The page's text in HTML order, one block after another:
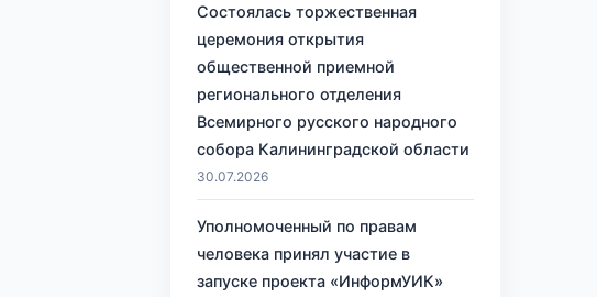
Состоялась торжественная
церемония открытия
общественной приемной
регионального отделения
Всемирного русского народного
собора Калининградской области
30.07.2026
Уполномоченный по правам
человека принял участие в
запуске проекта «ИнформУИК»